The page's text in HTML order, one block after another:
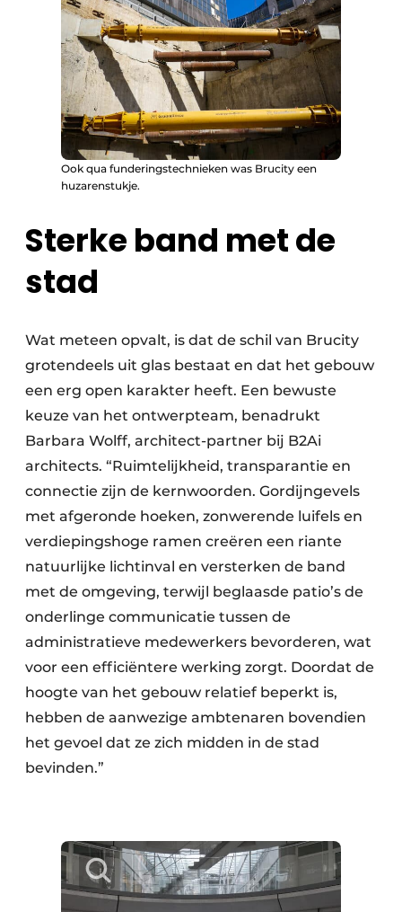
Ook qua funderingstechnieken was Brucity een
huzarenstukje.
Sterke band met de
stad
Wat meteen opvalt, is dat de schil van Brucity
grotendeels uit glas bestaat en dat het gebouw
een erg open karakter heeft. Een bewuste
keuze van het ontwerpteam, benadrukt
Barbara Wolff, architect-partner bij B2Ai
architects. “Ruimtelijkheid, transparantie en
connectie zijn de kernwoorden. Gordijngevels
met afgeronde hoeken, zonwerende luifels en
verdiepingshoge ramen creëren een riante
natuurlijke lichtinval en versterken de band
met de omgeving, terwijl beglaasde patio’s de
onderlinge communicatie tussen de
administratieve medewerkers bevorderen, wat
voor een efficiëntere werking zorgt. Doordat de
hoogte van het gebouw relatief beperkt is,
hebben de aanwezige ambtenaren bovendien
het gevoel dat ze zich midden in de stad
bevinden.”